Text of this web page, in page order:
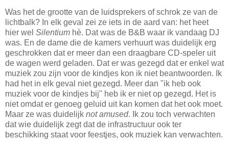
Was het de grootte van de luidsprekers of schrok ze van de
lichtbalk? In elk geval zei ze iets in de aard van: het heet
hier wel Silentium hè. Dat was de B&B waar ik vandaag DJ
was. En de dame die de kamers verhuurt was duidelijk erg
geschrokken dat er meer dan een draagbare CD-speler uit
de wagen werd geladen. Dat er was gezegd dat er enkel wat
muziek zou zijn voor de kindjes kon ik niet beantwoorden. Ik
had het in elk geval niet gezegd. Meer dan "ik heb ook
muziek voor de kindjes bij" heb ik er niet op gezegd. Het is
niet omdat er genoeg geluid uit kan komen dat het ook moet.
Maar ze was duidelijk not amused. Ik zou toch verwachten
dat wie duidelijk zegt dat de infrastructuur ook ter
beschikking staat voor feestjes, ook muziek kan verwachten.